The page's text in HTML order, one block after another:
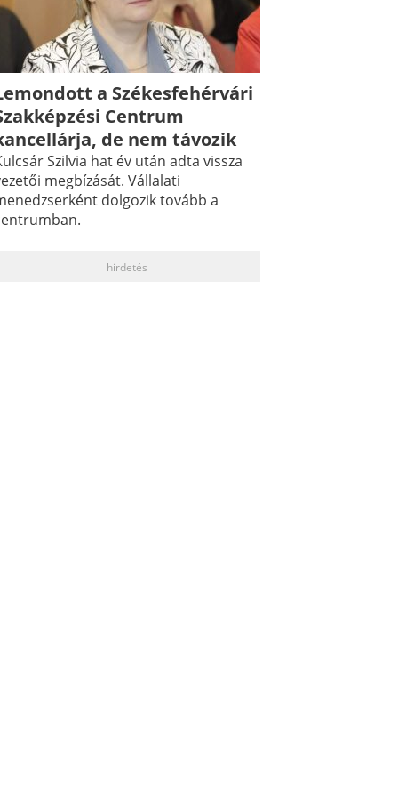
a Székesfehérvári
Centrum
de nem távozik
Szilvia hat év után adta vissza
megbízását. Vállalati
dolgozik tovább a
hirdetés